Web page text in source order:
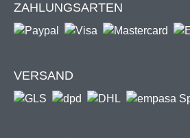
ZAHLUNGSARTEN
VERSAND